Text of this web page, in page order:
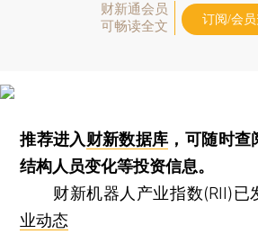
财新通会员
可畅读全文
订阅/会员
推荐进入财新数据库 ，可随时查
结构人员变化等投资信息。
财新机器人产业指数(RII)已
业动态